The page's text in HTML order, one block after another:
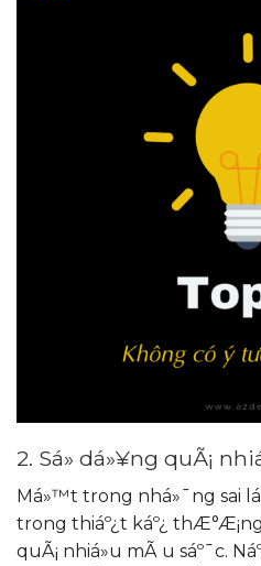
2. Sá»­ dá»¥ng quÃ¡
Má»™t trong nhá»¯ng sai
trong thiáº¿t káº¿
quÃ¡ nhiá»u mÃ u sáº¯c.